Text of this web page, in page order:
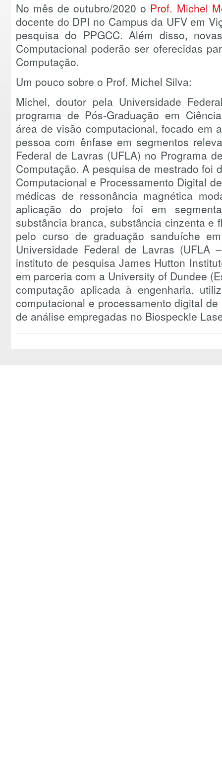
No mês de outubro/2020 o Prof. Michel
docente do DPI no Campus da UFV em
pesquisa do PPGCC. Além disso,
Computacional poderão ser oferecidas
Computação.
Um pouco sobre o Prof. Michel Silva:
Michel, doutor pela Universidade
programa de Pós-Graduação em
área de visão computacional, focado em
pessoa com ênfase em segmentos
Federal de Lavras (UFLA) no Programa
Computação. A pesquisa de mestrado foi
Computacional e Processamento Digital
médicas de ressonância magnética
aplicação do projeto foi em
substância branca, substância cinzenta e
pelo curso de graduação sanduíche
Universidade Federal de Lavras (UFLA
instituto de pesquisa James Hutton
em parceria com a University of Dundee
computação aplicada à engenharia,
computacional e processamento digital
de análise empregadas no Biospeckle